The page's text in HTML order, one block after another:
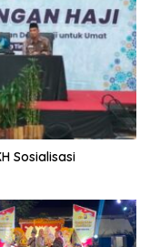
Sosialisasi